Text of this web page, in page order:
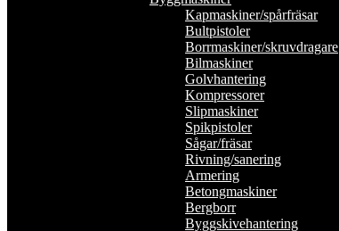
Kapmaskiner/spårfräsar
Bultpistoler
Borrmaskiner/skruvdragare
Bilmaskiner
Golvhantering
Kompressorer
Slipmaskiner
Spikpistoler
Sågar/fräsar
Rivning/sanering
Armering
Betongmaskiner
Bergborr
Byggskivehantering